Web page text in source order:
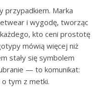
przypadkiem. Marka
i wygodę, tworząc
kto ceni prostotę
mówią więcej niż
stały się symbolem
— to komunikat:
o tym z metki.